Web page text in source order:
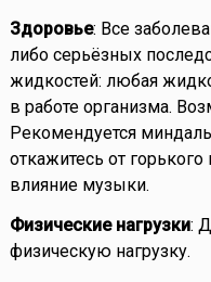
Здоровье: Все
либо серьёзных
жидкостей: любая
в работе организма.
Рекомендуется
откажитесь от
влияние музыки.
Физические нагрузки:
физическую нагрузку.